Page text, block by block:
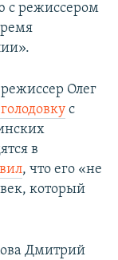
с режиссером
Олег
с
в
, что его «не
который
Дмитрий